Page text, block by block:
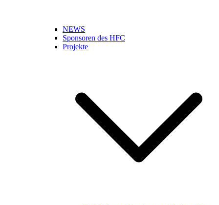
NEWS
Sponsoren des HFC
Projekte